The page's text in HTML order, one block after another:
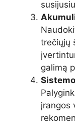
trečiųjų
galimą
įrangos